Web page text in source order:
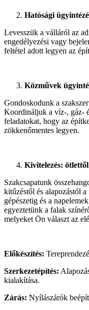
Hatósági
Levesszük a válláról az
engedélyezési vagy
feltétel adott legyen az
Közművek
Gondoskodunk a
Koordináljuk a víz-, gáz-
feladatokat, hogy az
zökkenőmentes legyen.
Kivitelezés:
Szakcsapatunk
kitűzéstől és alapozástól a
gépészetig és a
egyeztetünk a falak
melyeket Ön választ az
Előkészítés:
Szerkezetépítés:
kialakítása.
Zárás: Nyílászárók